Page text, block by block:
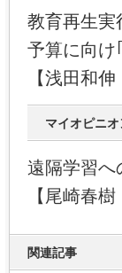
教育再生実
予算に向け
【浅田和
マイオピニオ
遠隔学習へ
【尾崎春
関連記事